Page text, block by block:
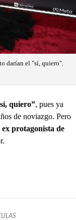
darían el "sí, quiero".
quiero”, pues ya
de noviazgo. Pero
ex protagonista de